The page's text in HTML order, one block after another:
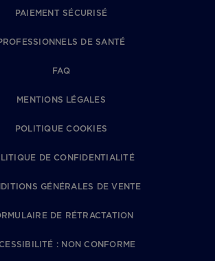
PAIEMENT SÉCURISÉ
DE SANTÉ
FAQ
MENTIONS LÉGALES
POLITIQUE COOKIES
DE CONFIDENTIALITÉ
GÉNÉRALES DE VENTE
DE RÉTRACTATION
: NON CONFORME